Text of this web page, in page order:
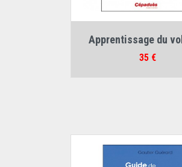
Apprentissage du
Prix
35 €